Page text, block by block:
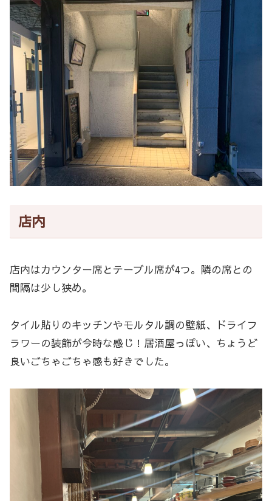
店内
店内はカウンター席とテーブル席が4つ。隣の席との
間隔は少し狭め。
タイル貼りのキッチンやモルタル調の壁紙、ドライフ
ラワーの装飾が今時な感じ！居酒屋っぽい、ちょうど
良いごちゃごちゃ感も好きでした。